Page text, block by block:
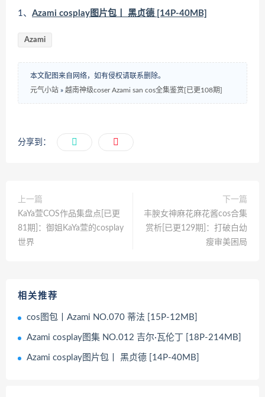
1、 Azami cosplay图片包丨 黑贞德 [14P-40MB]
Azami
本文配图来自网络，如有侵权请联系删除。
元气小站 » 越南神级coser Azami san cos全集鉴赏[已更108期]
分享到：
上一篇
KaYa萱COS作品集盘点[已更
81期]：御姐KaYa萱的cosplay
世界
下一篇
丰腴女神麻花麻花酱cos合集
赏析[已更129期]：打破白幼
瘦审美困局
相关推荐
cos图包丨Azami NO.070 蒂法 [15P-12MB]
Azami cosplay图集 NO.012 吉尔·瓦伦丁 [18P-214MB]
Azami cosplay图片包丨 黑贞德 [14P-40MB]